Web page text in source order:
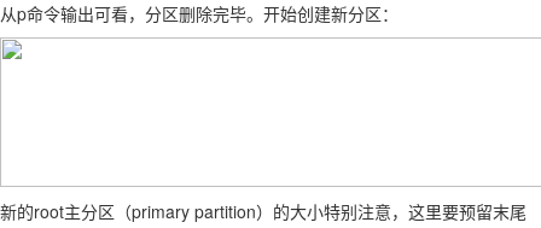
从p命令输出可看，分区删除完毕。开始创建新分区：
新的root主分区（primary partition）的大小特别注意，这里要预留末尾